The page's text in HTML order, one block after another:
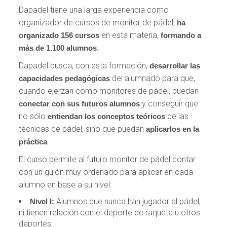
Dapadel tiene una larga experiencia como
organizador de cursos de monitor de pádel, ha
organizado 156 cursos en esta materia,formando a
más de 1.100 alumnos.
Dapadel busca, con esta formación,desarrollar las
capacidades pedagógicas del alumnado para que,
cuando ejerzan como monitores de pádel, puedan
conectar con sus futuros alumnos y conseguir que
no sóloentiendan los conceptos teóricos de las
técnicas de pádel, sino que puedan aplicarlos en la
práctica.
El curso permite al futuro monitor de pádel contar
con un guión muy ordenado para aplicar en cada
alumno en base a su nivel:
Nivel I: Alumnos que nunca han jugador al pádel,
ni tienen relación con el deporte de raqueta u otros
deportes.